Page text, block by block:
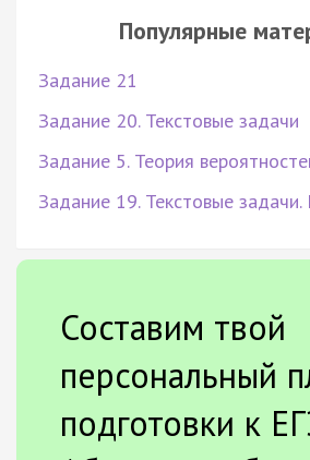
Популярные
Задание 21
Задание 20. Текстовые задачи
Задание 5. Теория
Задание 19. Текстовые
Составим твой
персональный
подготовки к